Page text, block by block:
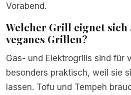
Vorabend.
Welcher Grill eignet sich
veganes Grillen?
Gas- und Elektrogrills sind für
besonders praktisch, weil sie
lassen. Tofu und Tempeh